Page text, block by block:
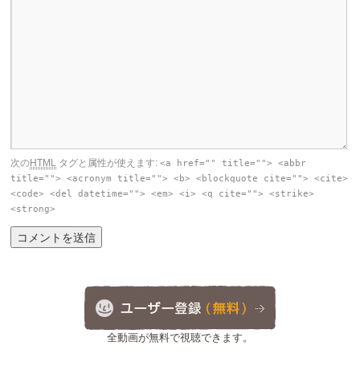
次のHTML タグと属性が使えます:<a href="" title=""> <abbr
title=""> <acronym title=""> <b> <blockquote cite=""> <cite>
<code> <del datetime=""> <em> <i> <q cite=""> <strike>
<strong>
全動画が無料で視聴できます。